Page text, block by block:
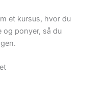
et kursus, hvor du
og ponyer, så du